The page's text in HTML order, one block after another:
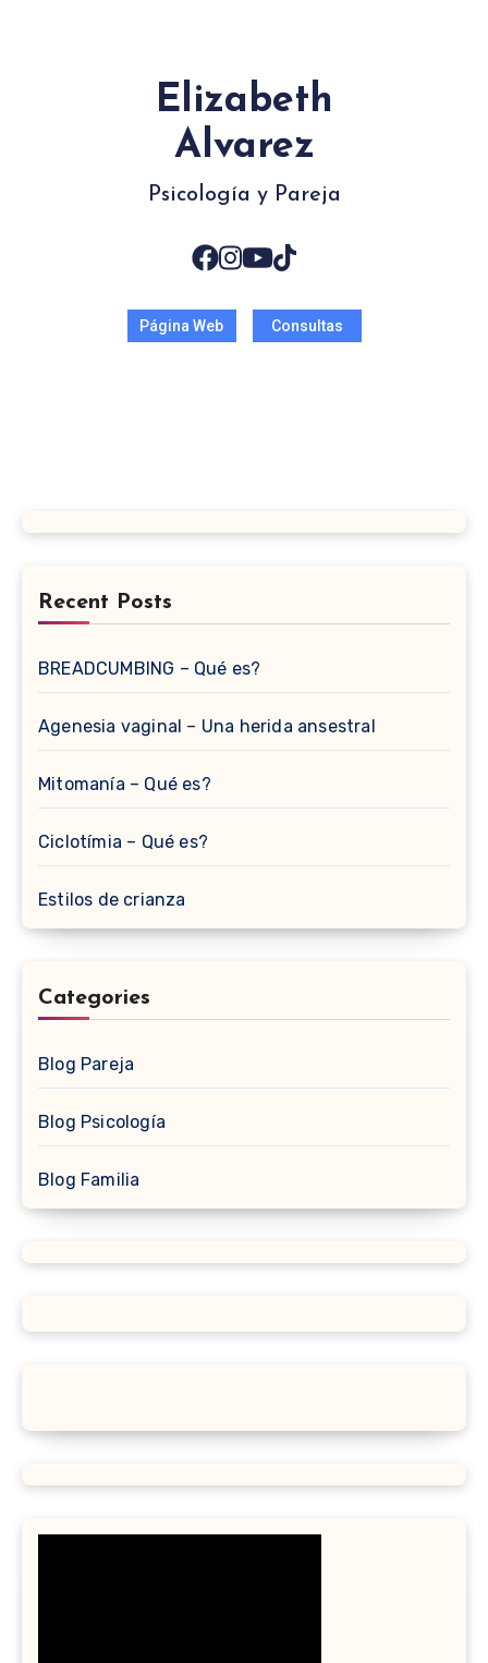
Elizabeth
Alvarez
Psicología y Pareja
Página Web Consultas
Recent Posts
BREADCUMBING – Qué es?
Agenesia vaginal – Una herida ansestral
Mitomanía – Qué es?
Ciclotímia – Qué es?
Estilos de crianza
Categories
Blog Pareja
Blog Psicología
Blog Familia